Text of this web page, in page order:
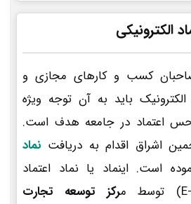
الکترونیکی
کسب و کارهای مجازی و
باید به آن توجه ویژه
حس اعتماد در جامعه هدف است.
اشراق اقدام به دریافت نماد
است. اینماد یا نماد اعتماد
رکز توسعه تجارت